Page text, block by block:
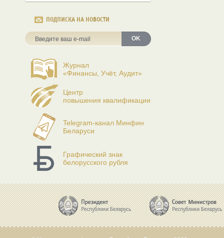
ПОДПИСКА НА НОВОСТИ
OK
Журнал
«Финансы, Учёт, Аудит»
Центр
повышения квалификации
Telegram-канал Минфин
Беларуси
Графический знак
белорусского рубля